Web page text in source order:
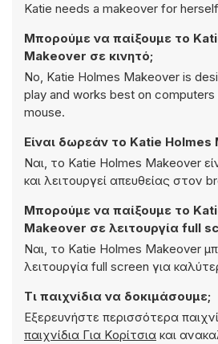
Katie needs a makeover for
Μπορούμε να παίξουμε το
Makeover σε κινητό;
No, Katie Holmes Makeover is
play and works best on
mouse.
Είναι δωρεάν το Katie Holmes
Ναι, το Katie Holmes Makeover
και λειτουργεί απευθείας στον
Μπορούμε να παίξουμε το
Makeover σε λειτουργία full
Ναι, το Katie Holmes Makeover
λειτουργία full screen για
Τι παιχνίδια να δοκιμάσουμε;
Εξερευνήστε περισσότερα
παιχνίδια Για Kορίτσια και